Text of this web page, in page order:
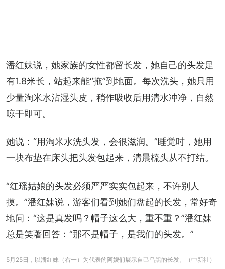
潘红妹说，她家族的女性都留长发，她自己的头发足
有1.8米长，站起来能“拖”到地面。每次洗头，她只用
少量淘米水沾湿头皮，稍作吸收后用清水冲净，自然
晾干即可。
她说：“用淘米水洗头发，会很滋润。”睡觉时，她用
一块布垫在床头把头发包起来，清晨梳头从不打结。
“红瑶姑娘的头发必须严严实实包起来，不许别人
摸。”潘红妹说，游客们看到她们盘起的长发，常好奇
地问：“这是真发吗？帽子这么大，重不重？”潘红妹
总是笑著回答：“那不是帽子，是我们的头发。”
5月25日，以潘红妹（右一）为代表的阿嫂们展示自己乌黑的长发。（中新社）